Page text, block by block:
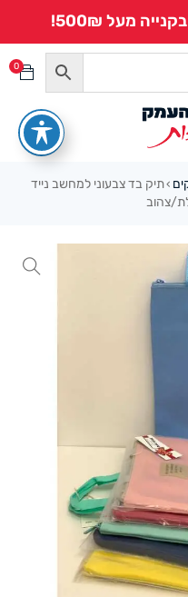
מעל 500₪!
0
›תיק בד צבעוני למחשב נייד